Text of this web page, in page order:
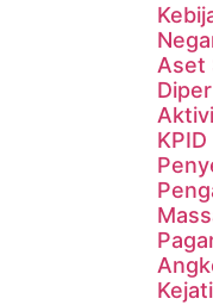
Aset